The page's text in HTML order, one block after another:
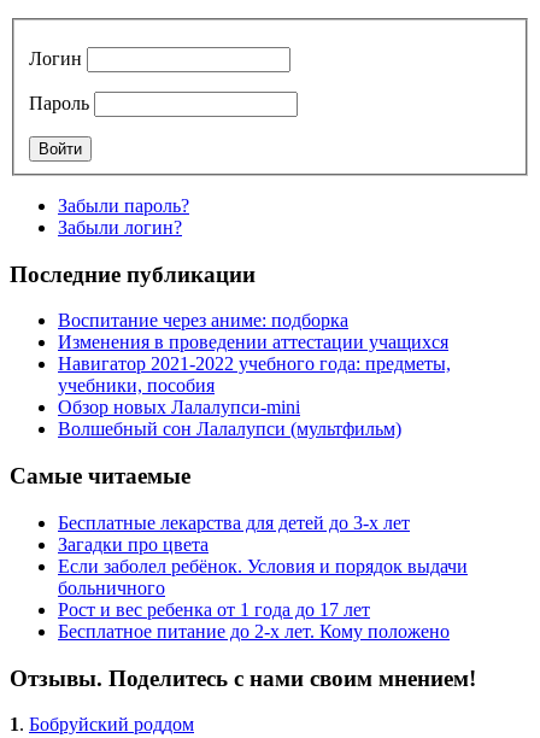
Логин
Пароль
Забыли пароль?
Забыли логин?
Последние публикации
Воспитание через аниме: подборка
Изменения в проведении аттестации учащихся
Навигатор 2021-2022 учебного года: предметы,
учебники, пособия
Обзор новых Лалалупси-mini
Волшебный сон Лалалупси (мультфильм)
Самые читаемые
Бесплатные лекарства для детей до 3-х лет
Загадки про цвета
Если заболел ребёнок. Условия и порядок выдачи
больничного
Рост и вес ребенка от 1 года до 17 лет
Бесплатное питание до 2-х лет. Кому положено
Отзывы. Поделитесь с нами своим мнением!
1. Бобруйский роддом